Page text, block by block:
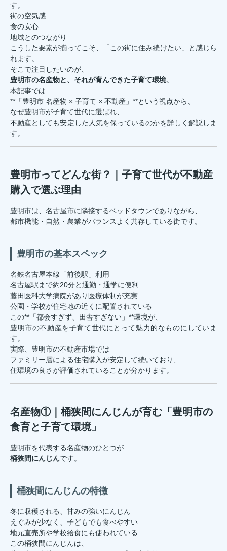
す。
街の空気感
食の安心
地域とのつながり
こうした要素が揃ってこそ、「この街に住み続けたい」と感じら
れます。
そこで注目したいのが、
豊明市の名産物と、それが育んできた子育て環境。
本記事では
**「豊明市 名産物 × 子育て × 不動産」**という視点から、
なぜ豊明市が子育て世代に選ばれ、
不動産としても安定した人気を保っているのかを詳しく解説しま
す。
豊明市ってどんな街？｜子育て世代が不動産
購入で選ぶ理由
豊明市は、名古屋市に隣接するベッドタウンでありながら、
都市機能・自然・農業がバランスよく共存している街です。
豊明市の基本スペック
名鉄名古屋本線「前後駅」利用
名古屋駅まで約20分と通勤・通学に便利
藤田医科大学病院があり医療体制が充実
公園・学校が住宅地の近くに配置されている
この**「都会すぎず、田舎すぎない」**環境が、
豊明市の不動産を子育て世代にとって魅力的なものにしていま
す。
実際、豊明市の不動産市場では
ファミリー層による住宅購入が安定して続いており、
住環境の良さが評価されていることが分かります。
名産物①｜桶狭間にんじんが育む「豊明市の
食育と子育て環境」
豊明市を代表する名産物のひとつが
桶狭間にんじんです。
桶狭間にんじんの特徴
冬に収穫される、甘みの強いにんじん
えぐみが少なく、子どもでも食べやすい
地元直売所や学校給食にも使われている
この桶狭間にんじんは、